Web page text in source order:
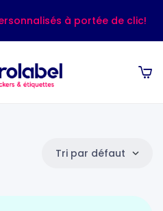
à portée de clic!
Tri par défaut